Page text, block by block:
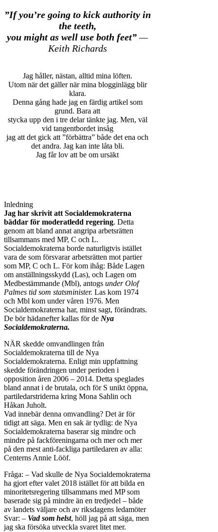
”If you’re going to kick authority in
the teeth,
you might as well use both feet”—
Keith Richards
Jag håller, nästan, alltid mina löften.
Utom när det gäller när mina blogginlägg blir
klara.
Denna gång hade jag en färdig artikel som
grund. Bara att
stycka upp den i tre delar tänkte jag. Men, väl
vid tangentbordet insåg
jag att det gick att ”förbättra” både det ena och
det andra. Jag kan inte låta bli.
Jag får lov att be om ursäkt
Inledning
Jag har skrivit att Socialdemokraterna
bäddar för moderatledd regering. Detta
genom att bland annat angripa arbetsrätten
tillsammans med MP, C och L.
Socialdemokraterna borde naturligtvis istället
vara de som försvarar arbetsrätten mot partier
som MP, C och L. För kom ihåg: Både Lagen
om anställningsskydd (Las), och Lagen om
Medbestämmande (Mbl), antogs underOlof
Palmes tid som statsminister. Las kom 1974
och Mbl kom under våren 1976. Men
Socialdemokraterna har, minst sagt, förändrats.
De bör hädanefter kallas för de Nya
Socialdemokraterna.
NÄR skedde omvandlingen från
Socialdemokraterna till de Nya
Socialdemokraterna. Enligt min uppfattning
skedde förändringen under perioden i
opposition åren 2006 – 2014. Detta speglades
bland annat i de brutala, och för S unikt öppna,
partiledarstriderna kring Mona Sahlin och
Håkan Juholt.
Vad innebär denna omvandling? Det är för
tidigt att säga. Men en sak är tydlig: de Nya
Socialdemokraterna baserar sig mindre och
mindre på fackföreningarna och mer och mer
på den mest anti-fackliga partiledaren av alla:
Centerns Annie Lööf.
Fråga: – Vad skulle de Nya Socialdemokraterna
ha gjort efter valet 2018 istället för att bilda en
minoritetsregering tillsammans med MP som
baserade sig på mindre än en tredjedel – både
av landets väljare och av riksdagens ledamöter
Svar: – Vad som helst, höll jag på att säga, men
jag ska försöka utveckla svaret litet mer.